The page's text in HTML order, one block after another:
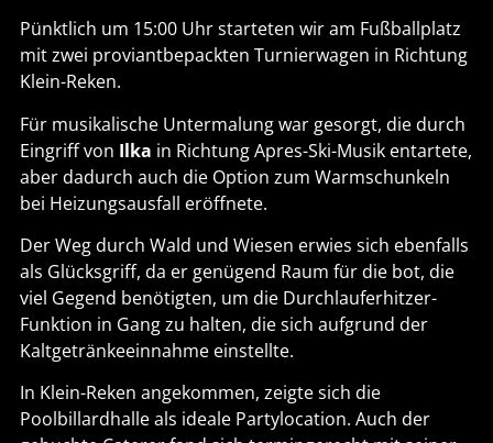
Pünktlich um 15:00 Uhr starteten wir am Fußballplatz
mit zwei proviantbepackten Turnierwagen in Richtung
Klein-Reken.
Für musikalische Untermalung war gesorgt, die durch
Eingriff von Ilka in Richtung Apres-Ski-Musik entartete,
aber dadurch auch die Option zum Warmschunkeln
bei Heizungsausfall eröffnete.
Der Weg durch Wald und Wiesen erwies sich ebenfalls
als Glücksgriff, da er genügend Raum für die bot, die
viel Gegend benötigten, um die Durchlauferhitzer-
Funktion in Gang zu halten, die sich aufgrund der
Kaltgetränkeeinnahme einstellte.
In Klein-Reken angekommen, zeigte sich die
Poolbillardhalle als ideale Partylocation. Auch der